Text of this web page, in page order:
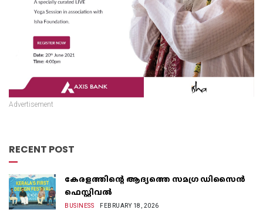
Advertisement
RECENT POST
കേരളത്തിന്റെ ആദ്യത്തെ സമഗ്ര ഡിസൈൻ
ഫെസ്റ്റിവൽ
BUSINESS FEBRUARY 18, 2026